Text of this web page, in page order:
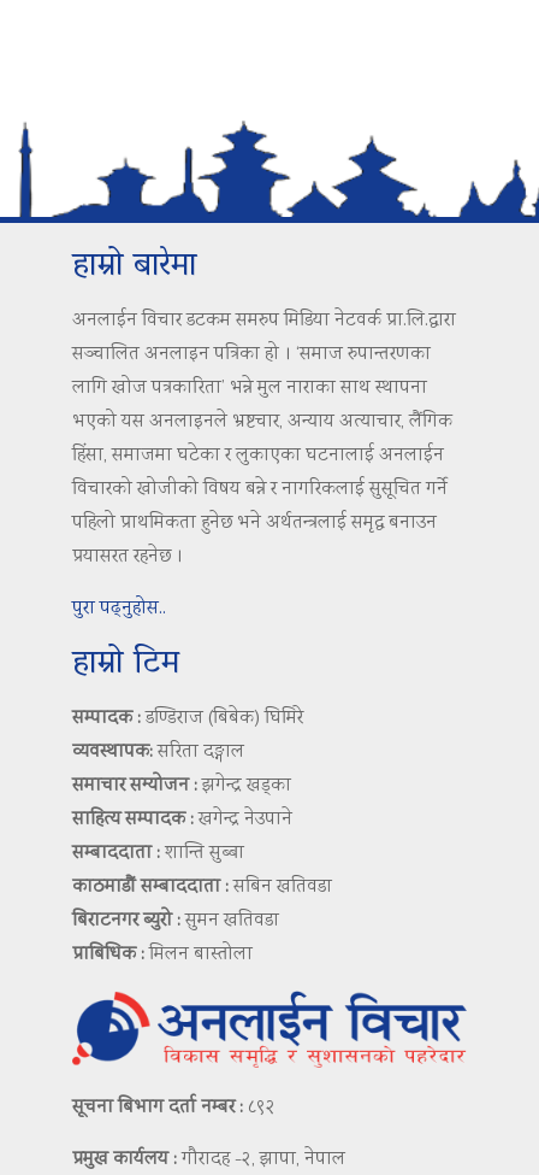
हाम्रो बारेमा
अनलाईन विचार डटकम समरुप मिडिया नेटवर्क प्रा.लि.द्वारा
सञ्चालित अनलाइन पत्रिका हो । ‘समाज रुपान्तरणका
लागि खोज पत्रकारिता’ भन्ने मुल नाराका साथ स्थापना
भएको यस अनलाइनले भ्रष्टचार, अन्याय अत्याचार, लैंगिक
हिंसा, समाजमा घटेका र लुकाएका घटनालाई अनलाईन
विचारको खोजीको विषय बन्ने र नागरिकलाई सुसूचित गर्ने
पहिलो प्राथमिकता हुनेछ भने अर्थतन्त्रलाई समृद्ध बनाउन
प्रयासरत रहनेछ ।
पुरा पढ्नुहोस..
हाम्रो टिम
सम्पादक :डण्डिराज (बिबेक) घिमिरे
व्यवस्थापक:सरिता दङ्गाल
समाचार सम्योजन :झगेन्द्र खड्का
साहित्य सम्पादक :खगेन्द्र नेउपाने
सम्बाददाता :शान्ति सुब्बा
काठमाडौं सम्बाददाता :सबिन खतिवडा
बिराटनगर ब्युरो :सुमन खतिवडा
प्राबिधिक :मिलन बास्तोला
सूचना बिभाग दर्ता नम्बर : ८९२
प्रमुख कार्यलय :गौरादह -२, झापा, नेपाल